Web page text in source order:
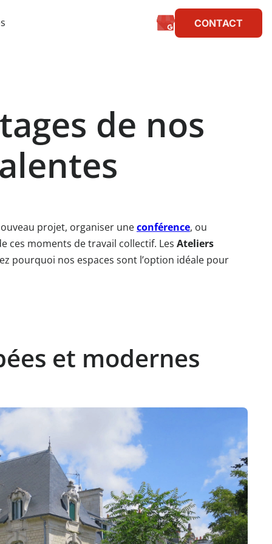
CONTACT
de nos
projet, organiser uneconférence, ou
ces moments de travail collectif. Les Ateliers
pourquoi nos espaces sont l’option idéale pour
et modernes